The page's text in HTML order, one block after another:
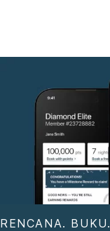
RENCANA.